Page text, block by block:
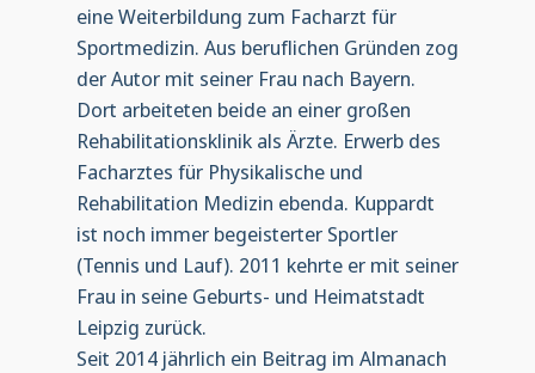
eine Weiterbildung zum Facharzt für
Sportmedizin. Aus beruflichen Gründen zog
der Autor mit seiner Frau nach Bayern.
Dort arbeiteten beide an einer großen
Rehabilitationsklinik als Ärzte. Erwerb des
Facharztes für Physikalische und
Rehabilitation Medizin ebenda. Kuppardt
ist noch immer begeisterter Sportler
(Tennis und Lauf). 2011 kehrte er mit seiner
Frau in seine Geburts- und Heimatstadt
Leipzig zurück.
Seit 2014 jährlich ein Beitrag im Almanach